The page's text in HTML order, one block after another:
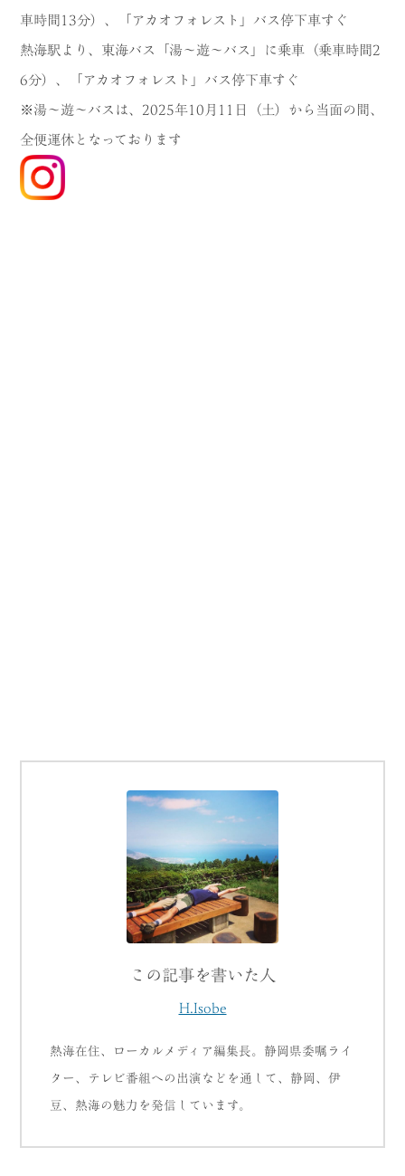
車時間13分）、「アカオフォレスト」バス停下車すぐ
熱海駅より、東海バス「湯～遊～バス」に乗車（乗車時間2
6分）、「アカオフォレスト」バス停下車すぐ
※湯～遊～バスは、2025年10月11日（土）から当面の間、
全便運休となっております
この記事を書いた人
H.Isobe
熱海在住、ローカルメディア編集長。静岡県委嘱ライ
ター、テレビ番組への出演などを通して、静岡、伊
豆、熱海の魅力を発信しています。